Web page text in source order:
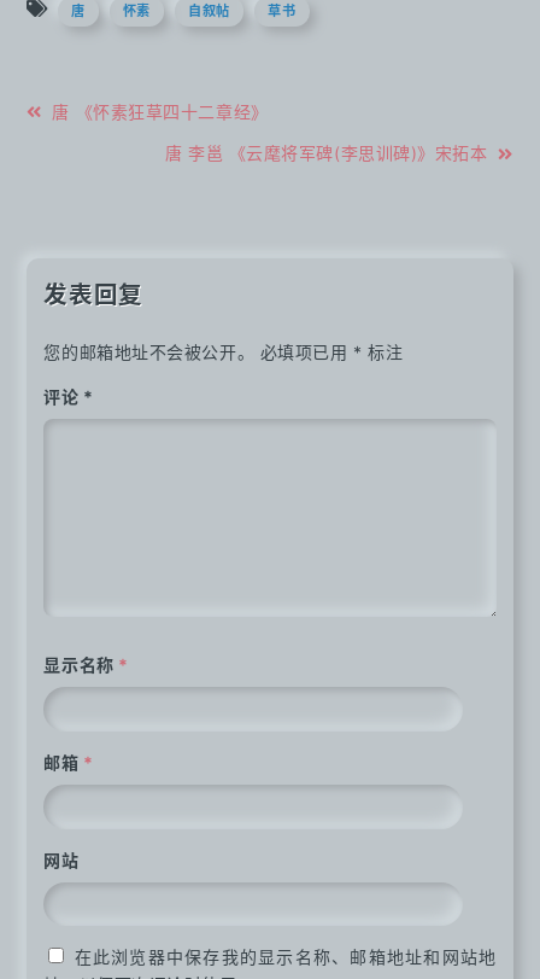
唐 怀素 自叙帖 草书
文 唐 《怀素狂草四十二章经》
唐 李邕 《云麾将军碑(李思训碑)》宋拓本
发表回复
您的邮箱地址不会被公开。 必填项已用 * 标注
评论 *
显示名称 *
邮箱 *
网站
在此浏览器中保存我的显示名称、邮箱地址和网站地